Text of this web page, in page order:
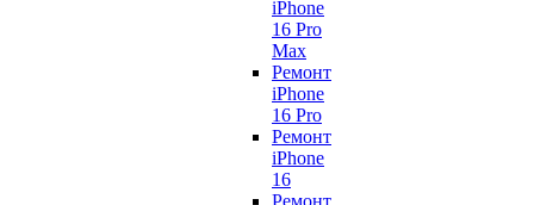
iPhone
16 Pro
Max
Ремонт
iPhone
16 Pro
Ремонт
iPhone
16
Ремонт